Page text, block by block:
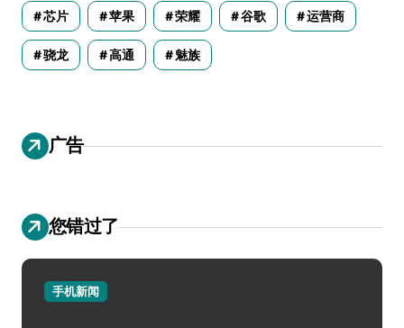
芯片 苹果 荣耀 谷歌 运营商
骁龙 高通 魅族
广告
您错过了
手机新闻